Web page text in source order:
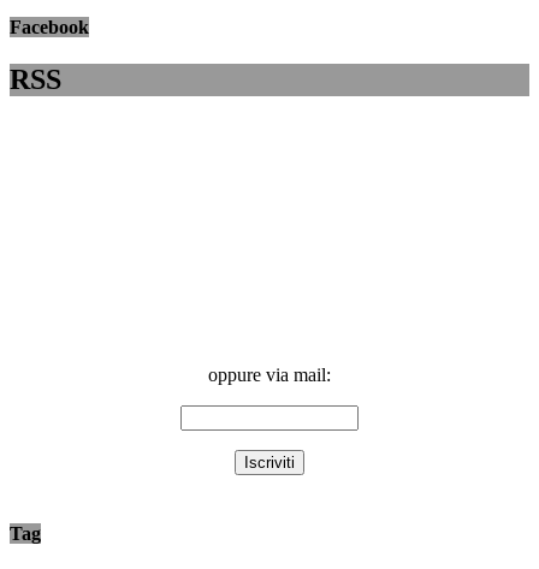
Facebook
RSS
oppure via mail:
Tag